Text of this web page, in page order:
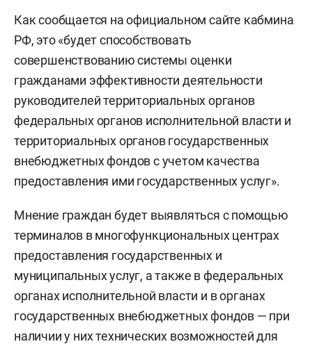
Как сообщается на официальном сайте кабмина
РФ, это «будет способствовать
совершенствованию системы оценки
гражданами эффективности деятельности
руководителей территориальных органов
федеральных органов исполнительной власти и
территориальных органов государственных
внебюджетных фондов с учетом качества
предоставления ими государственных услуг».
Мнение граждан будет выявляться с помощью
терминалов в многофункциональных центрах
предоставления государственных и
муниципальных услуг, а также в федеральных
органах исполнительной власти и в органах
государственных внебюджетных фондов — при
наличии у них технических возможностей для